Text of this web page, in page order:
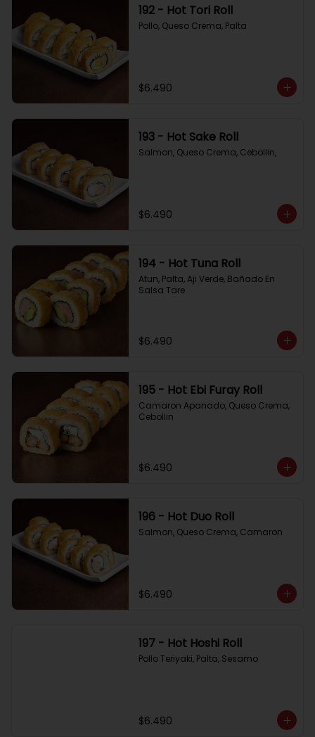
192 - Hot Tori Roll
Pollo, Queso Crema, Palta
$6.490
193 - Hot Sake Roll
Salmon, Queso Crema, Cebollin,
$6.490
194 - Hot Tuna Roll
Atun, Palta, Aji Verde, Bañado En
Salsa Tare
$6.490
195 - Hot Ebi Furay Roll
Camaron Apanado, Queso Crema,
Cebollin
$6.490
196 - Hot Duo Roll
Salmon, Queso Crema, Camaron
$6.490
197 - Hot Hoshi Roll
Pollo Teriyaki, Palta, Sesamo
$6.490